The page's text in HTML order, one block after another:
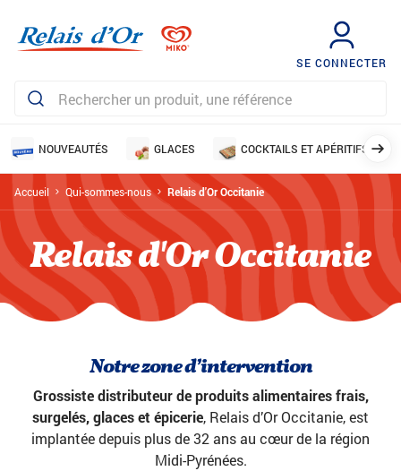
SE CONNECTER
NOUVEAUTÉS GLACES COCKTAILS ET APÉRITIFS
Accueil Qui-sommes-nous Relais d'Or Occitanie
Relais d'Or Occitanie
Notre zone d’intervention
Grossiste distributeur de produits alimentaires frais,
surgelés, glaces et épicerie, Relais d’Or Occitanie, est
implantée depuis plus de 32 ans au cœur de la région
Midi-Pyrénées.